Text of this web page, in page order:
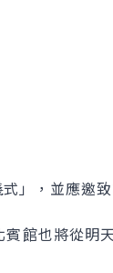
」，並應邀致
館也將從明